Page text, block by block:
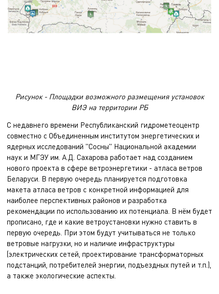
Рисунок - Площадки возможного размещения установок
ВИЭ на территории РБ
С недавнего времени Республиканский гидрометеоцентр
совместно с Объединенным институтом энергетических и
ядерных исследований "Сосны" Национальной академии
наук и МГЭУ им. А.Д. Сахарова работает над созданием
нового проекта в сфере ветроэнергетики - атласа ветров
Беларуси. В первую очередь планируется подготовка
макета атласа ветров с конкретной информацией для
наиболее перспективных районов и разработка
рекомендации по использованию их потенциала. В нём будет
прописано, где и какие ветроустановки нужно ставить в
первую очередь. При этом будут учитываться не только
ветровые нагрузки, но и наличие инфраструктуры
(электрических сетей, проектирование трансформаторных
подстанций , потребителей энергии, подъездных путей и т.п.),
а также экологические аспекты.